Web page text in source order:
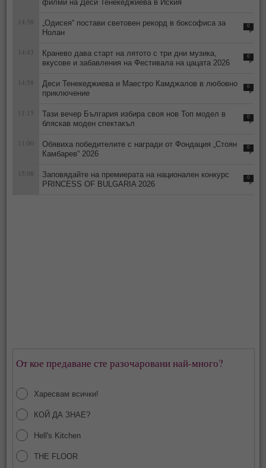
филми на Деси Тенекеджиева в Иския
14:58
„Одисея“ постави световен рекорд в боксофиса за
Нолан
0
14:43
Кранево дава старт на лятото с три дни музика,
вкусове и забавления на Фестивала на цацата 2026
0
14:58
Деси Тенекеджиева и Маестро Камджалов в любовно
приключение
0
11:15
Тази вечер България избира своя нов Топ модел в
бляскав моден спектакъл
0
11:00
Обявиха победителите с награди от Фондация „Стоян
Камбарев“ 2026
0
15:08
Заповядайте на премиерата на национален конкурс
PRINCESS OF BULGARIA 2026
0
От кое предаване сте разочаровани най-много?
Харесвам всички!
КОЙ ДА ЗНАЕ?
Hell's Kitchen
THE FLOOR